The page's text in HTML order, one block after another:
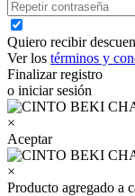
Quiero recibir
Ver los términos y
Finalizar registro
o iniciar sesión
×
Aceptar
×
Producto agregado a